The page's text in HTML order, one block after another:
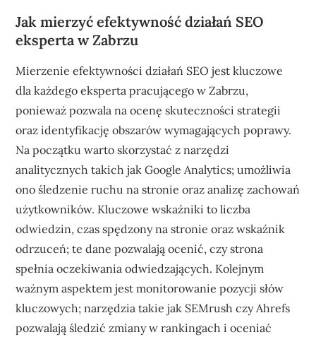
Jak mierzyć efektywność działań SEO
eksperta w Zabrzu
Mierzenie efektywności działań SEO jest kluczowe
dla każdego eksperta pracującego w Zabrzu,
ponieważ pozwala na ocenę skuteczności strategii
oraz identyfikację obszarów wymagających poprawy.
Na początku warto skorzystać z narzędzi
analitycznych takich jak Google Analytics; umożliwia
ono śledzenie ruchu na stronie oraz analizę zachowań
użytkowników. Kluczowe wskaźniki to liczba
odwiedzin, czas spędzony na stronie oraz wskaźnik
odrzuceń; te dane pozwalają ocenić, czy strona
spełnia oczekiwania odwiedzających. Kolejnym
ważnym aspektem jest monitorowanie pozycji słów
kluczowych; narzędzia takie jak SEMrush czy Ahrefs
pozwalają śledzić zmiany w rankingach i oceniać